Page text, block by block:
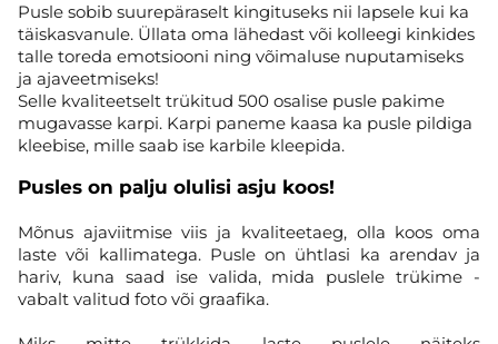
Pusle sobib suurepäraselt kingituseks nii lapsele kui ka
täiskasvanule. Üllata oma lähedast või kolleegi kinkides
talle toreda emotsiooni ning võimaluse nuputamiseks
ja ajaveetmiseks!
Selle kvaliteetselt trükitud 500 osalise pusle pakime
mugavasse karpi. Karpi paneme kaasa ka pusle pildiga
kleebise, mille saab ise karbile kleepida.
Pusles on palju olulisi asju koos!
Mõnus ajaviitmise viis ja kvaliteetaeg, olla koos oma
laste või kallimatega. Pusle on ühtlasi ka arendav ja
hariv, kuna saad ise valida, mida puslele trükime -
vabalt valitud foto või graafika.